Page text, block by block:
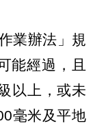
業辦法」規
能經過，且
以上，或未
毫米及平地